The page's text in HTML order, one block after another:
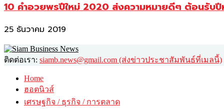
10 คำอวยพรปีใหม่ 2020 ส่งความหมายดีๆ ต้อนรับ
25 ธันวาคม 2019
ติดต่อเรา: siamb.news@gmail.com (ส่งข่าวประชาสัมพันธ์ที่เมลนี้)
Home
ฮอตนิวส์
เศรษฐกิจ / ธุรกิจ / การตลาด